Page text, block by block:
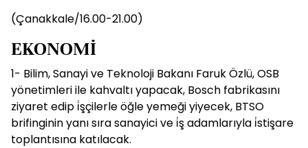
(Çanakkale/16.00-21.00)
EKONOMİ
1- Bilim, Sanayi ve Teknoloji Bakanı Faruk Özlü, OSB
yönetimleri ile kahvaltı yapacak, Bosch fabrikasını
ziyaret edip i̇şçilerle öğle yemeği yiyecek, BTSO
brifinginin yanı sıra sanayici ve i̇ş adamlarıyla i̇stişare
toplantısına katılacak.